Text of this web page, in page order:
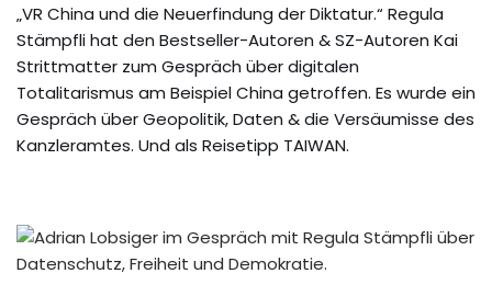
„VR China und die Neuerfindung der Diktatur.“ Regula
Stämpfli hat den Bestseller-Autoren & SZ-Autoren Kai
Strittmatter zum Gespräch über digitalen
Totalitarismus am Beispiel China getroffen. Es wurde ein
Gespräch über Geopolitik, Daten & die Versäumisse des
Kanzleramtes. Und als Reisetipp TAIWAN.